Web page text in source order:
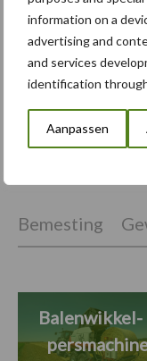
information on a
advertising and
and services
identification
Aanpassen
Bemesting
Balenwikkel-